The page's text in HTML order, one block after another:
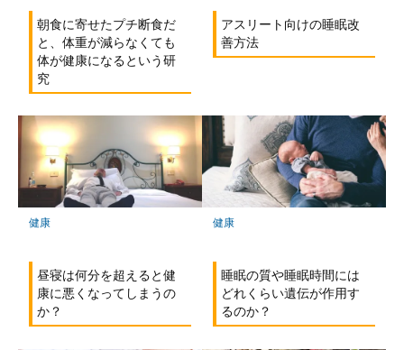
朝食に寄せたプチ断食だ
と、体重が減らなくても
体が健康になるという研
究
アスリート向けの睡眠改
善方法
健康
昼寝は何分を超えると健
康に悪くなってしまうの
か？
健康
睡眠の質や睡眠時間には
どれくらい遺伝が作用す
るのか？